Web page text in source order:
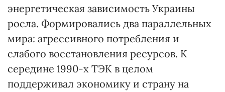
энергетическая зависимость Украины
росла. Формировались два параллельных
мира: агрессивного потребления и
слабого восстановления ресурсов. К
середине 1990-х ТЭК в целом
поддерживал экономику и страну на